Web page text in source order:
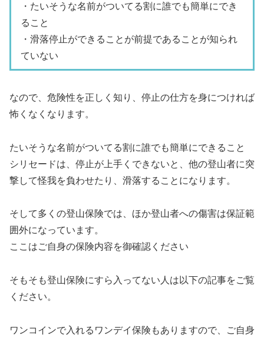
・たいそうな名前がついてる割に誰でも簡単にでき
ること
・滑落停止ができることが前提であることが知られ
ていない
なので、危険性を正しく知り、停止の仕方を身につければ
怖くなくなります。
たいそうな名前がついてる割に誰でも簡単にできること
シリセードは、停止が上手くできないと、他の登山者に突
撃して怪我を負わせたり、滑落することになります。
そして多くの登山保険では、ほか登山者への傷害は保証範
囲外になっています。
ここはご自身の保険内容を御確認ください
そもそも登山保険にすら入ってない人は以下の記事をご覧
ください。
ワンコインで入れるワンデイ保険もありますので、ご自身